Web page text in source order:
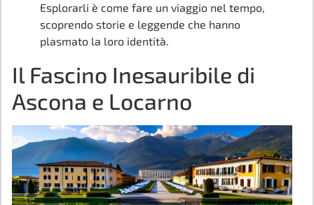
Esplorarli è come fare un viaggio nel tempo,
scoprendo storie e leggende che hanno
plasmato la loro identità.
Il Fascino Inesauribile di
Ascona e Locarno